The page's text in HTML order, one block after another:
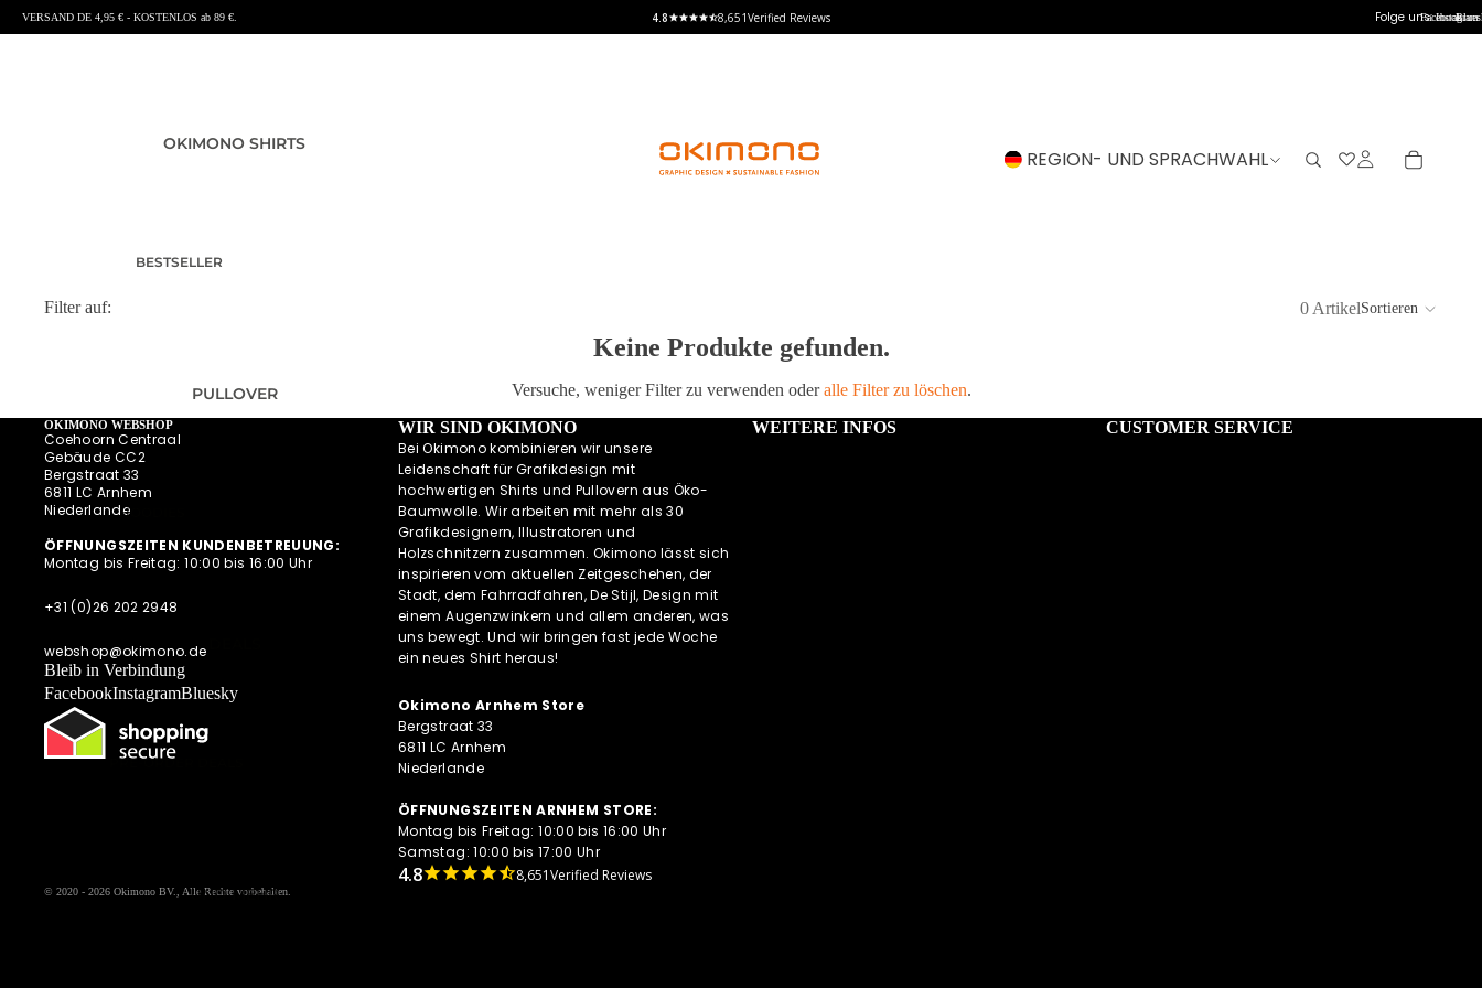
VERSAND DE 4,95 € - KOSTENLOS ab 89 €. 8,651Verified Reviews Folge uns:Facebook
Instagram
OKIMONO SHIRTS
BESTSELLER
SUMMER SHIRTS
POLOSHIRTS
DIESE WOCHE NEU
AKTUELLE TRENDS
PULLOVER
HOODIES
SWEATESHIRTS
JACKEN
HOODIES MIT
LONGSLEEVES
PRE-ORDER DEALS
UND MEHR
REGION- UND SPRACHWAHL
Filter auf: 0 ArtikelSortieren
Keine Produkte gefunden.
Versuche, weniger Filter zu verwenden oderalle Filter zu löschen.
OKIMONO WEBSHOP
Coehoorn Centraal
Gebäude CC2
Bergstraat 33
6811 LC Arnhem
Niederlande
ÖFFNUNGSZEITEN KUNDENBETREUUNG:
Montag bis Freitag: 10:00 bis 16:00 Uhr
+31 (0)26 202 2948
webshop@okimono.de
Bleib in Verbindung
FacebookInstagramBluesky
WIR SIND OKIMONO
Bei Okimono kombinieren wir unsere
Leidenschaft für Grafikdesign mit
hochwertigen Shirts und Pullovern aus Öko-
Baumwolle. Wir arbeiten mit mehr als 30
Grafikdesignern, Illustratoren und
Holzschnitzern zusammen. Okimono lässt sich
inspirieren vom aktuellen Zeitgeschehen, der
Stadt, dem Fahrradfahren, De Stijl, Design mit
einem Augenzwinkern und allem anderen, was
uns bewegt. Und wir bringen fast jede Woche
ein neues Shirt heraus!
Okimono Arnhem Store
Bergstraat 33
6811 LC Arnhem
Niederlande
ÖFFNUNGSZEITEN ARNHEM STORE:
Montag bis Freitag: 10:00 bis 16:00 Uhr
Samstag: 10:00 bis 17:00 Uhr
8,651Verified Reviews
WEITERE INFOS CUSTOMER SERVICE
© 2020 - 2026 Okimono BV. , Alle Rechte vorbehalten.